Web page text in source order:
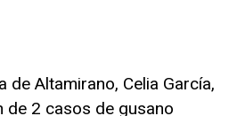
de Altamirano, Celia García,
2 casos de gusano